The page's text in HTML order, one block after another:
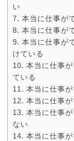
い
本当に仕事が
本当に仕事が
本当に仕事が
けている
本当に仕事
ている
本当に仕事
本当に仕事
本当に仕事
ない
本当に仕事